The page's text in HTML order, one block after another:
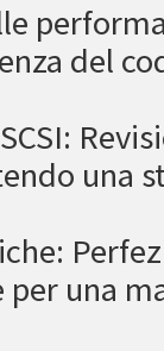
del
una
per una